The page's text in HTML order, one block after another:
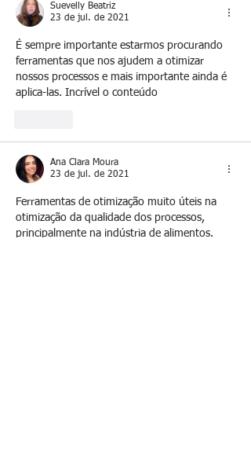
Suevelly Beatriz
23 de jul. de 2021
É sempre importante estarmos procurando
ferramentas que nos ajudem a otimizar
nossos processos e mais importante ainda é
aplica-las. Incrível o conteúdo
Ana Clara Moura
23 de jul. de 2021
Ferramentas de otimização muito úteis na
otimização da qualidade dos processos,
principalmente na indústria de alimentos.